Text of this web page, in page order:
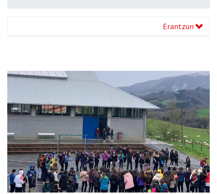
Erantzun
Previous Next